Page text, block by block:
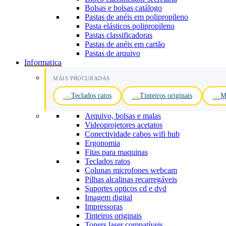
Bolsas e bolsas catálogo
Pastas de anéis em polipropileno
Pasta elásticos polipropileno
Pastas classificadoras
Pastas de anéis em cartão
Pastas de arquivo
Informatica
MAIS PROCURADAS
Teclados ratos Tinteiros originais
Arquivo, bolsas e malas
Videoprojetores acetatos
Conectividade cabos wifi hub
Ergonomia
Fitas para maquinas
Teclados ratos
Colunas microfones webcam
Pilhas alcalinas recarregáveis
Suportes opticos cd e dvd
Imagem digital
Impressoras
Tinteiros originais